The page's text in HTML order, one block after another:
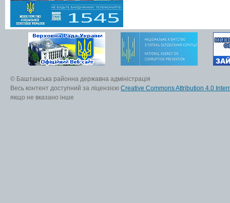
© Баштанська районна державна адміністрація
Весь контент доступний за ліцензією Creative Commons Attribution 4.0
якщо не вказано інше